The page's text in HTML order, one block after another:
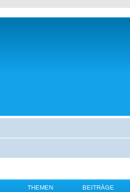
THEMEN BEITRÄGE